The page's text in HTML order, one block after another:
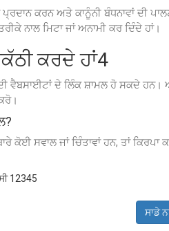
ਪ੍ਰਦਾਨ ਕਰਨ ਅਤੇ ਕਾਨੂੰਨੀ ਬੰਧਨਾਵਾਂ ਦੀ
ਨਾਲ ਮਿਟਾ ਜਾਂ ਅਨਾਮੀ ਕਰ ਦਿੰਦੇ ਹਾਂ।
ਕਰਦੇ ਹਾਂ4
ਵੈਬਸਾਈਟਾਂ ਦੇ ਲਿੰਕ ਸ਼ਾਮਲ ਹੋ ਸਕਦੇ ਹਨ।
ਕੋਈ ਸਵਾਲ ਜਾਂ ਚਿੰਤਾਵਾਂ ਹਨ, ਤਾਂ ਕਿਰਪਾ
12345
ਸਾਡੇ